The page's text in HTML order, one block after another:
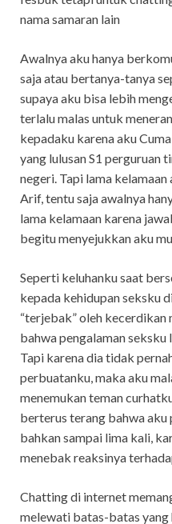
nama samaran lain
Awalnya aku hanya
saja atau bertanya-tanya
supaya aku bisa lebih
terlalu malas untuk
kepadaku karena aku
yang lulusan S1 perguruan
negeri. Tapi lama
Arif, tentu saja awalnya
lama kelamaan karena
begitu menyejukkan aku
Seperti keluhanku saat
kepada kehidupan seksku
“terjebak” oleh
bahwa pengalaman
Tapi karena dia tidak
perbuatanku, maka aku
menemukan teman
berterus terang bahwa aku
bahkan sampai lima kali,
menebak reaksinya
Chatting di internet
melewati batas-batas